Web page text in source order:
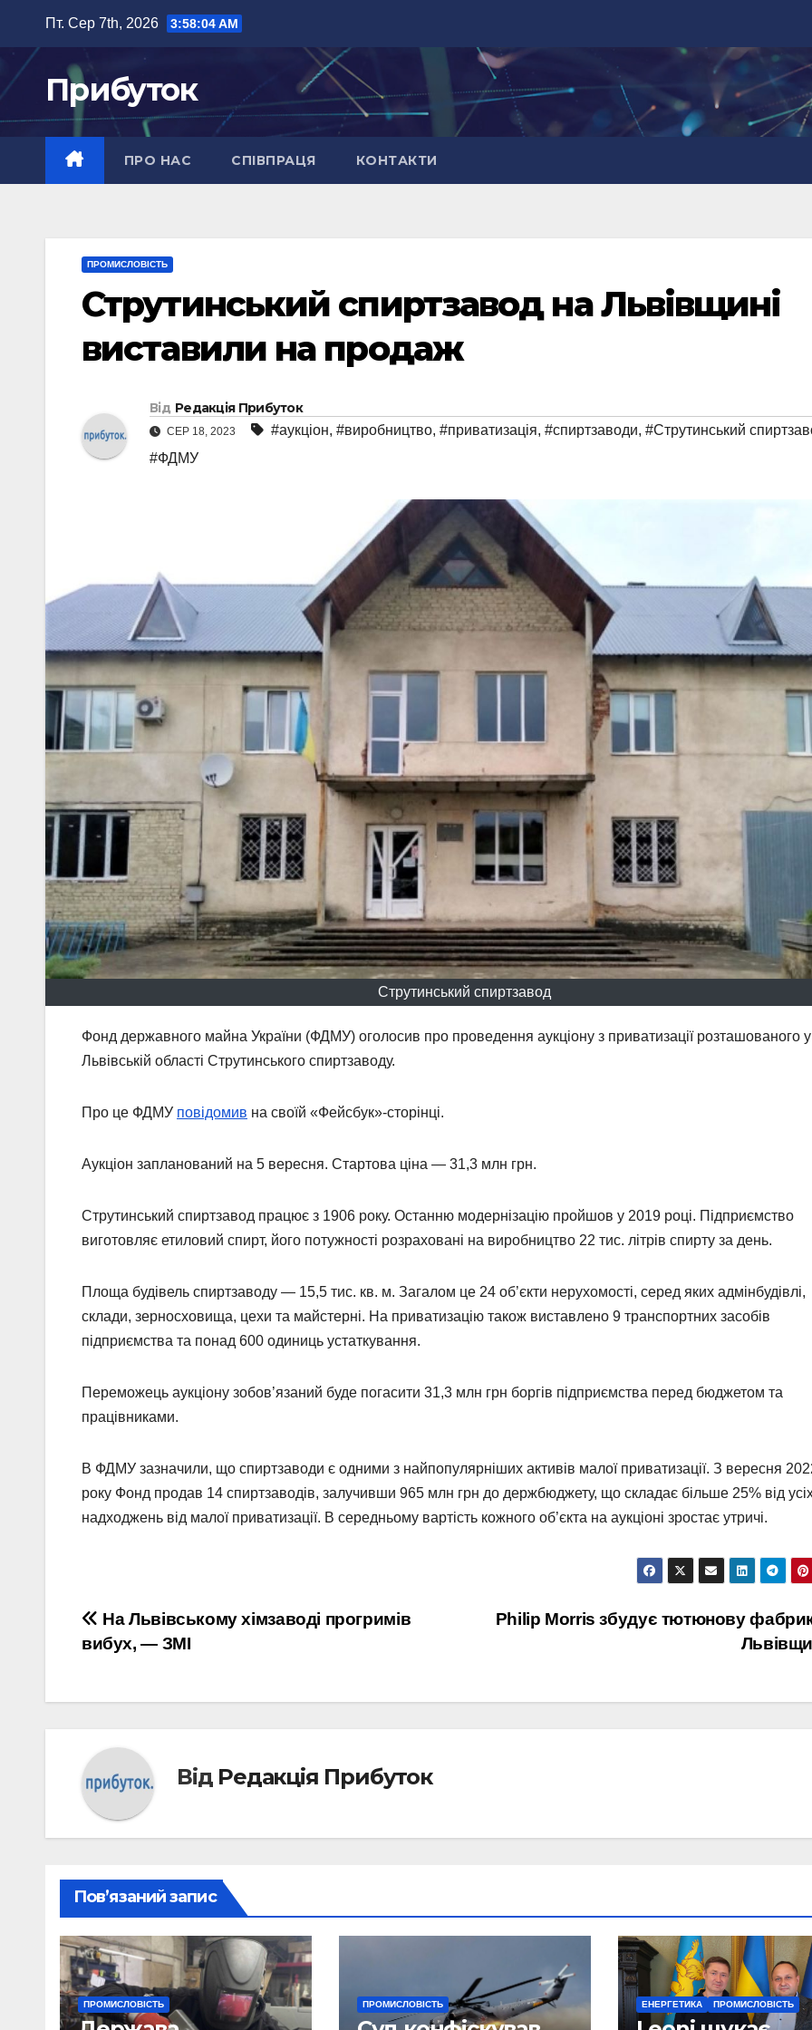
вмісту
Пт. Сер 7th, 2026 3:58:06 AM
Прибуток
ПРО НАС СПІВПРАЦЯ КОНТАКТИ
ПРОМИСЛОВІСТЬ
Струтинський спиртзавод на Львівщині
виставили на продаж
Від Редакція Прибуток
СЕР 18, 2023 #аукціон, #виробництво, #приватизація, #спиртзаводи, #Струтинський
#ФДМУ
Струтинський спиртзавод
Фонд державного майна України (ФДМУ) оголосив про проведення аукціону з приватизації розташованого у
Львівській області Струтинського спиртзаводу.
Про це ФДМУ повідомив на своїй «Фейсбук»-сторінці.
Аукціон запланований на 5 вересня. Стартова ціна — 31,3 млн грн.
Струтинський спиртзавод працює з 1906 року. Останню модернізацію пройшов у 2019 році. Підприємство
виготовляє етиловий спирт, його потужності розраховані на виробництво 22 тис. літрів спирту за день.
Площа будівель спиртзаводу — 15,5 тис. кв. м. Загалом це 24 об’єкти нерухомості, серед яких адмінбудівлі,
склади, зерносховища, цехи та майстерні. На приватизацію також виставлено 9 транспортних засобів
підприємства та понад 600 одиниць устаткування.
Переможець аукціону зобов’язаний буде погасити 31,3 млн грн боргів підприємства перед бюджетом та
працівниками.
В ФДМУ зазначили, що спиртзаводи є одними з найпопулярніших активів малої приватизації. З вересня
року Фонд продав 14 спиртзаводів, залучивши 965 млн грн до держбюджету, що складає більше 25% від
надходжень від малої приватизації. В середньому вартість кожного об’єкта на аукціоні зростає утричі.
Навігація
записів
Philip Morris збудує тютюнову
На Львівському хімзаводі прогримів
вибух, — ЗМІ
Від Редакція Прибуток
Пов’язаний запис
ПРОМИСЛОВІСТЬ ПРОМИСЛОВІСТЬ ЕНЕРГЕТИКА ПРОМИСЛОВІСТЬ